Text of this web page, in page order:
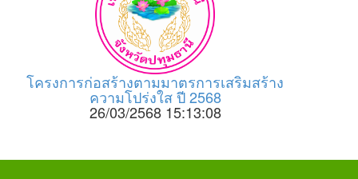
โครงการก่อสร้างตามมาตรการเสริมสร้าง
ความโปร่งใส ปี 2568
26/03/2568 15:13:08